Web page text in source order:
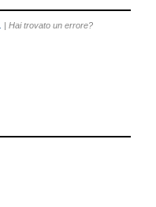
| Hai trovato un errore?